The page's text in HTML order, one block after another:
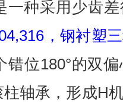
一种采用少齿
，钢衬塑
错位180°的双
轴承，形成H